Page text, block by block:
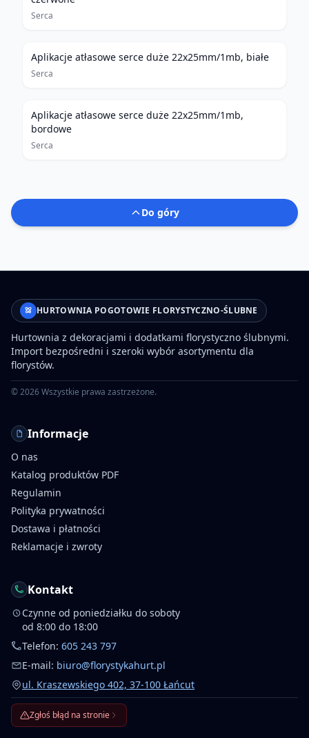
Serca
Aplikacje atłasowe serce duże 22x25mm/1mb, białe
Serca
Aplikacje atłasowe serce duże 22x25mm/1mb,
bordowe
Serca
Do góry
HURTOWNIA POGOTOWIE FLORYSTYCZNO-ŚLUBNE
Hurtownia z dekoracjami i dodatkami florystyczno ślubnymi.
Import bezpośredni i szeroki wybór asortymentu dla
florystów.
©2026Wszystkie prawa zastrzeżone.
Informacje
O nas
Katalog produktów PDF
Regulamin
Polityka prywatności
Dostawa i płatności
Reklamacje i zwroty
Kontakt
Czynne od poniedziałku do soboty
od 8:00 do 18:00
Telefon: 605 243 797
E-mail: biuro@florystykahurt.pl
ul. Kraszewskiego 402, 37-100 Łańcut
Zgłoś błąd na stronie